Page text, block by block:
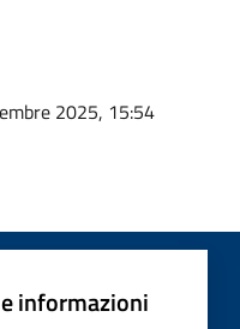
2025, 15:54
informazioni